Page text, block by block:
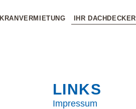
KRANVERMIETUNG IHR DACHDECKER
LINKS
Impressum